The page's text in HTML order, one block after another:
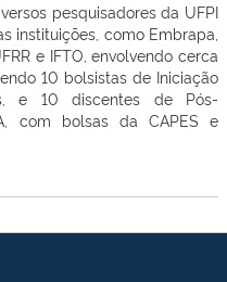
pesquisadores da UFPI
instituições, como Embrapa,
e IFTO, envolvendo cerca
10 bolsistas de Iniciação
e 10 discentes de Pós-
com bolsas da CAPES e